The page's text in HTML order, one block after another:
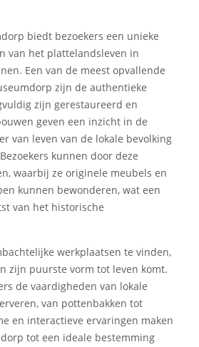
biedt bezoekers een unieke
van het plattelandsleven in
Een van de meest opvallende
zijn de authentieke
zijn gerestaureerd en
geven een inzicht in de
van leven van de lokale bevolking
kunnen door deze
waarbij ze originele meubels en
kunnen bewonderen, wat een
van het historische
werkplaatsen te vinden,
zijn puurste vorm tot leven komt.
de vaardigheden van lokale
van pottenbakken tot
en interactieve ervaringen maken
tot een ideale bestemming